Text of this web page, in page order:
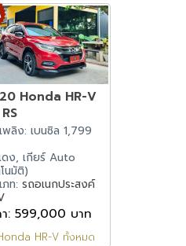
Honda HR-V
พลิง: เบนซิล 1,799
ง, เกียร์ Auto
นมัติ)
ภท: รถอเนกประสงค์
า: 599,000 บาท
HR-V ทั้งหมด